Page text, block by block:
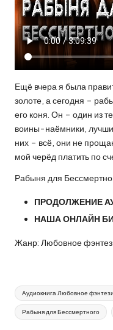
Ещё вчера я была
золоте, а сегодня –
его коня. Он – один из
воины-наёмники,
них – всё, они не
мой черёд платить по
Рабыня для
ПРОДОЛЖЕНИЕ
НАША ОНЛАЙН
Жанр: Любовное
Метки:
Аудиокнига Любовное фэнтези
Рабыня для Бессмертного